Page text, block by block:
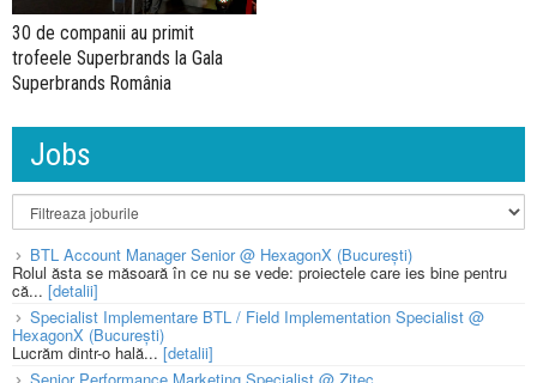
30 de companii au primit
trofeele Superbrands la Gala
Superbrands România
Jobs
BTL Account Manager Senior @ HexagonX (București)
Rolul ăsta se măsoară în ce nu se vede: proiectele care ies bine pentru
că... [detalii]
Specialist Implementare BTL / Field Implementation Specialist @
HexagonX (București)
Lucrăm dintr-o hală...[detalii]